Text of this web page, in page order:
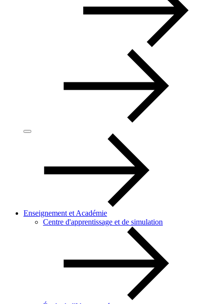
Enseignement et Académie
Centre d'apprentissage et de simulation